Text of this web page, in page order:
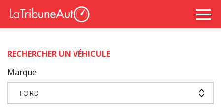
RECHERCHER UN VÉHICULE
Marque
FORD